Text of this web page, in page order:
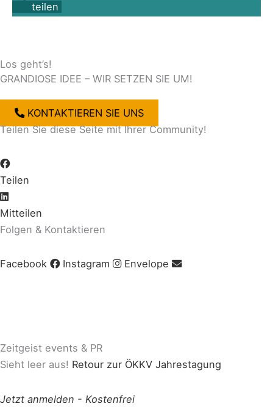
teilen
Los geht’s!
GRANDIOSE IDEE – WIR SETZEN SIE UM!
KONTAKTIEREN SIE UNS
Teilen Sie diese Seite mit Ihrer Community!
Teilen
Mitteilen
Folgen & Kontaktieren
Facebook Instagram
Envelope
Zeitgeist events & PR
Sieht leer aus! Retour zur ÖKKV Jahrestagung
Jetzt anmelden - Kostenfrei